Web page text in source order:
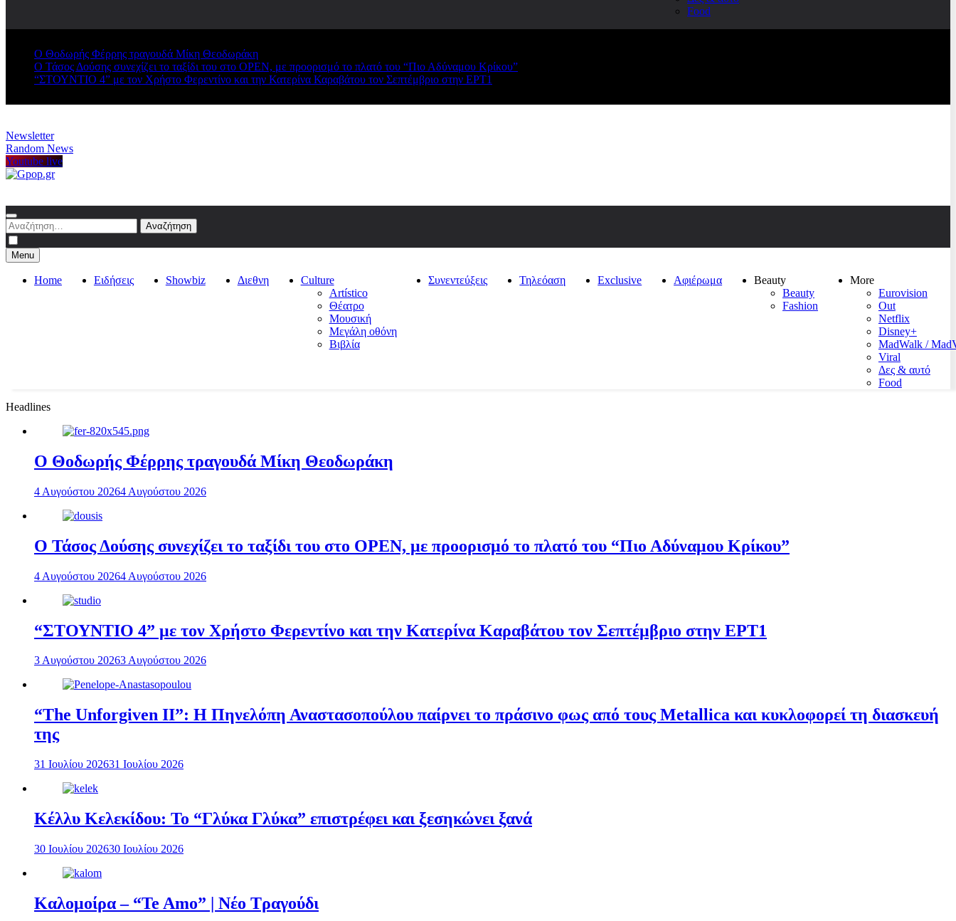
Food
Ο Θοδωρής Φέρρης τραγουδά Μίκη Θεοδωράκη
Ο Τάσος Δούσης συνεχίζει το ταξίδι του στο OPEN, με προορισμό το πλατό του “Πιο Αδύναμου Κρίκου”
“ΣΤΟΥΝΤΙΟ 4” με τον Χρήστο Φερεντίνο και την Κατερίνα Καραβάτου τον Σεπτέμβριο στην ΕΡΤ1
Newsletter
Random News
Youtube live
Αναζήτηση
για:
Menu
Home Ειδήσεις Showbiz Διεθνη
Culture
Artístico
Θέατρο
Μουσική
Μεγάλη οθόνη
Βιβλία
Συνεντεύξεις Τηλεόαση Exclusive Αφιέρωμα
Beauty
Beauty
Fashion
More
Eurovision
Out
Netflix
Disney+
MadWalk /
Viral
Δες & αυτό
Food
Headlines
Ο Θοδωρής Φέρρης τραγουδά Μίκη Θεοδωράκη
4 Αυγούστου 20264 Αυγούστου 2026
Ο Τάσος Δούσης συνεχίζει το ταξίδι του στο OPEN, με προορισμό το πλατό του “Πιο Αδύναμου Κρίκου”
4 Αυγούστου 20264 Αυγούστου 2026
“ΣΤΟΥΝΤΙΟ 4” με τον Χρήστο Φερεντίνο και την Κατερίνα Καραβάτου τον Σεπτέμβριο στην ΕΡΤ1
3 Αυγούστου 20263 Αυγούστου 2026
“The Unforgiven II”: Η Πηνελόπη Αναστασοπούλου παίρνει το πράσινο φως από τους Metallica και κυκλοφορεί τη διασκευή
της
31 Ιουλίου 202631 Ιουλίου 2026
Κέλλυ Κελεκίδου: Το “Γλύκα Γλύκα” επιστρέφει και ξεσηκώνει ξανά
30 Ιουλίου 202630 Ιουλίου 2026
Καλομοίρα – “Te Amo” | Νέο Τραγούδι